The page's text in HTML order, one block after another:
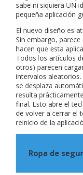
sabe ni siquiera UN
pequeña aplicación
El nuevo diseño es
Sin embargo,
hacen que esta
Todos los artículos
otros) parecen
intervalos
se desplaza
resulta
final. Esto abre el
de volver a cerrar el
reinicio de la
Ropa de